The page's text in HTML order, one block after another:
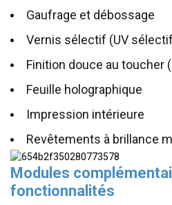
Gaufrage et débossage
Vernis sélectif (UV
Finition douce au toucher
Feuille holographique
Impression intérieure
Revêtements à brillance
Modules
fonctionnalités